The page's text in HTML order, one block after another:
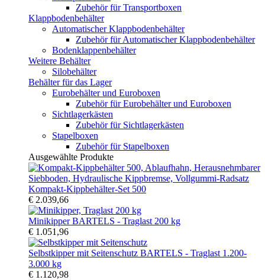
Zubehör für Transportboxen
Klappbodenbehälter
Automatischer Klappbodenbehälter
Zubehör für Automatischer Klappbodenbehälter
Bodenklappenbehälter
Weitere Behälter
Silobehälter
Behälter für das Lager
Eurobehälter und Euroboxen
Zubehör für Eurobehälter und Euroboxen
Sichtlagerkästen
Zubehör für Sichtlagerkästen
Stapelboxen
Zubehör für Stapelboxen
Ausgewählte Produkte
Kompakt-Kippbehälter-Set 500
€ 2.039,66
Minikipper BARTELS - Traglast 200 kg
€ 1.051,96
Selbstkipper mit Seitenschutz BARTELS - Traglast 1.200-
3.000 kg
€ 1.120,98